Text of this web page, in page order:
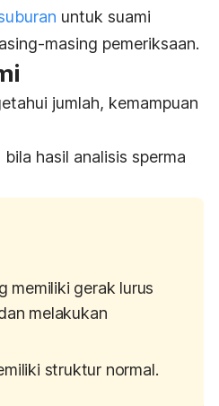
untuk suami
masing pemeriksaan.
jumlah, kemampuan
hasil analisis sperma
memiliki gerak lurus
melakukan
struktur normal.